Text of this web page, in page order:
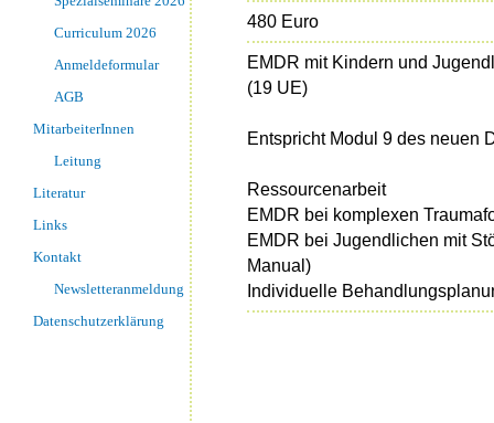
480 Euro
EMDR mit Kindern und
(19 UE)
Entspricht Modul 9 des neuen
Ressourcenarbeit
EMDR bei komplexen
EMDR bei Jugendlichen mit
Manual)
Individuelle
Curriculum 2026
Anmeldeformular
AGB
MitarbeiterInnen
Leitung
Literatur
Links
Kontakt
Newsletteranmeldung
Datenschutzerklärung